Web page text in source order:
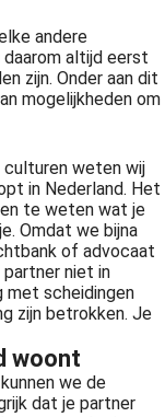
andere
daarom altijd eerst
zijn. Onder aan dit
mogelijkheden om
culturen weten wij
in Nederland. Het
te weten wat je
Omdat we bijna
of advocaat
partner niet in
met scheidingen
zijn betrokken. Je
woont
we de
dat je partner